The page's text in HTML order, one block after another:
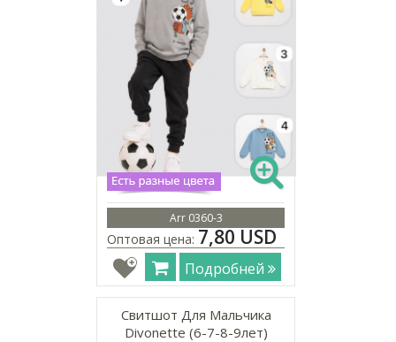
Arr 0360-3
Оптовая цена: 7,80 USD
Подробней
Свитшот Для Мальчика
Divonette (6-7-8-9лет)